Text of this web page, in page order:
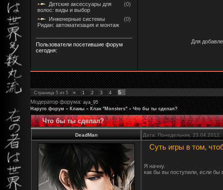
Детские аксессуары для
волос: виды и выбор
(0)
Инженерные системы
Ридан: автоматизация и монтаж
(0)
Пользователи посетившие форум
сегодня:
Для
Страница 5 из 5 « 1 2 3 4
5
Модератор форума:aya_95
Наруто форум » Кланы » Клан "Monsters" » Что бы ты сделал?
Что бы ты сделал?
DeadMan Дата: Понедельник,
Суть игры в том,
Я начну.
как бы вы поступили, если бы